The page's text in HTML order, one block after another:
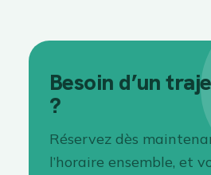
Besoin d’un
?
Réservez dès
l’horaire ensemble, et